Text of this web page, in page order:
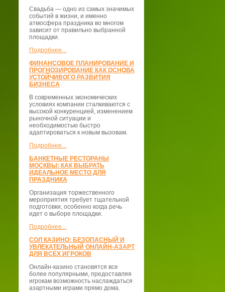
Свадьба — одно из самых значимых
событий в жизни, и именно
атмосфера праздника во многом
зависит от правильно выбранной
площадки.
Подробнее...
ФИНАНСОВОЕ ПЛАНИРОВАНИЕ И
ПРОГНОЗИРОВАНИЕ КАК ОСНОВА
УСТОЙЧИВОГО РАЗВИТИЯ
БИЗНЕСА
В современных экономических
условиях компании сталкиваются с
высокой конкуренцией, изменением
рыночной ситуации и
необходимостью быстро
адаптироваться к новым вызовам.
Подробнее...
БАНКЕТНЫЕ РЕСТОРАНЫ
МОСКВЫ: КАК ВЫБРАТЬ
ИДЕАЛЬНОЕ МЕСТО ДЛЯ
ПРАЗДНИКА
Организация торжественного
мероприятия требует тщательной
подготовки, особенно когда речь
идет о выборе площадки.
Подробнее...
СОЛ КАЗИНО: БЕЗОПАСНЫЙ И
УВЛЕКАТЕЛЬНЫЙ ОНЛАЙН-АЗАРТ
ДЛЯ ВСЕХ ИГРОКОВ
Онлайн-казино становятся все
более популярными, предоставляя
игрокам возможность наслаждаться
азартными играми прямо дома.